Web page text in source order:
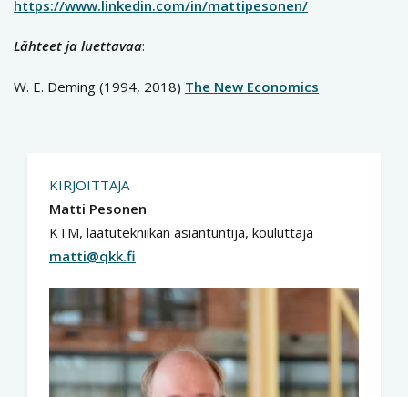
https://www.linkedin.com/in/mattipesonen/
Lähteet ja luettavaa:
W. E. Deming (1994, 2018) The New Economics
KIRJOITTAJA
Matti Pesonen
KTM, laatutekniikan asiantuntija, kouluttaja
matti@qkk.fi